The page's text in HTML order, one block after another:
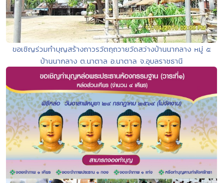
ขอเชิญร่วมทำบุญสร้างถาวรวัตถุถวายวัดสว่างบ้านนากลาง หมู่ ๕
บ้านนากลาง ต.นาตาล อ.นาตาล จ.อุบลราชธานี